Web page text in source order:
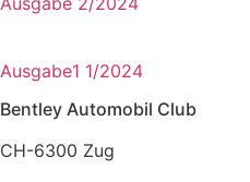
Ausgabe1 1/2024
Bentley Automobil Club
CH-6300 Zug